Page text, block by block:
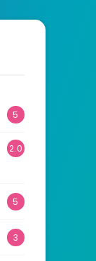
5
2.0
5
3